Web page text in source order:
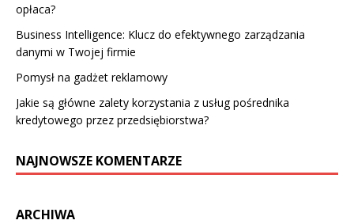
opłaca?
Business Intelligence: Klucz do efektywnego zarządzania
danymi w Twojej firmie
Pomysł na gadżet reklamowy
Jakie są główne zalety korzystania z usług pośrednika
kredytowego przez przedsiębiorstwa?
NAJNOWSZE KOMENTARZE
ARCHIWA